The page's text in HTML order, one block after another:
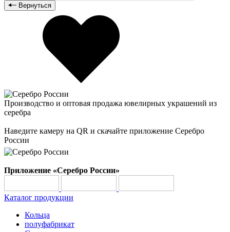
Вернуться
Производство и оптовая продажа ювелирных украшений из
серебра
Наведите камеру на QR и скачайте приложение Серебро
России
Приложение «Серебро России»
Каталог продукции
Кольца
полуфабрикат